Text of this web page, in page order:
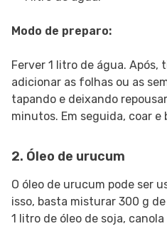
Modo de preparo:
Ferver 1 litro de água. Após,
adicionar as folhas ou as
tapando e deixando
minutos. Em seguida, coar e
2. Óleo de urucum
O óleo de urucum pode ser
isso, basta misturar 300 g
1 litro de óleo de soja,